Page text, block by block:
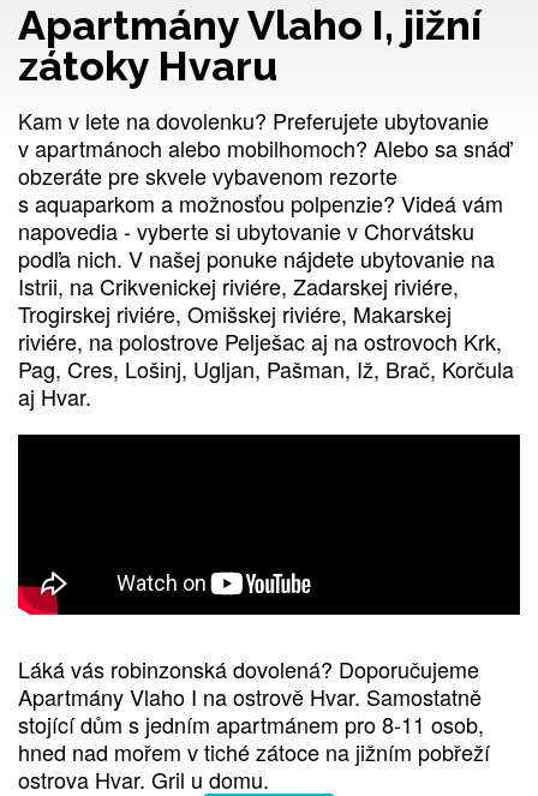
Apartmány Vlaho I, jižní
zátoky Hvaru
Kam v lete na dovolenku? Preferujete ubytovanie
v apartmánoch alebo mobilhomoch? Alebo sa snáď
obzeráte pre skvele vybavenom rezorte
s aquaparkom a možnosťou polpenzie? Videá vám
napovedia - vyberte si ubytovanie v Chorvátsku
podľa nich. V našej ponuke nájdete ubytovanie na
Istrii, na Crikvenickej riviére, Zadarskej riviére,
Trogirskej riviére, Omišskej riviére, Makarskej
riviére, na polostrove Pelješac aj na ostrovoch Krk,
Pag, Cres, Lošinj, Ugljan, Pašman, Iž, Brač, Korčula
aj Hvar.
Láká vás robinzonská dovolená? Doporučujeme
Apartmány Vlaho I na ostrově Hvar. Samostatně
stojící dům s jedním apartmánem pro 8-11 osob,
hned nad mořem v tiché zátoce na jižním pobřeží
ostrova Hvar. Gril u domu.